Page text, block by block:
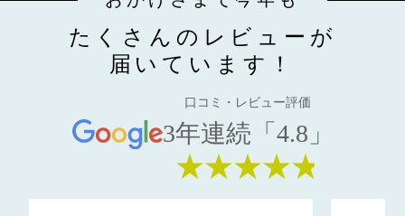
たくさんのレビューが
届いています！
口コミ・レビュー評価
3年連続「4.8」
★★★★★